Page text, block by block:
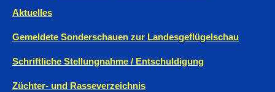
Aktuelles
Gemeldete Sonderschauen zur Landesgeflügelschau
Schriftliche Stellungnahme / Entschuldigung
Züchter- und Rasseverzeichnis